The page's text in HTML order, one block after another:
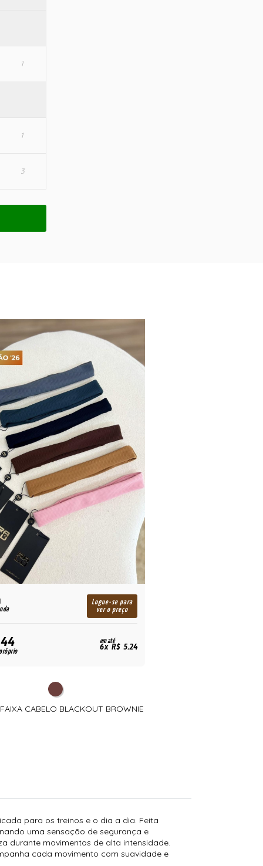
Logue-se para
ver o preço
em até
6x R$ 5,24
CABELO BLACKOUT BROWNIE
para os treinos e o dia a dia. Feita
uma sensação de segurança e
durante movimentos de alta intensidade.
cada movimento com suavidade e